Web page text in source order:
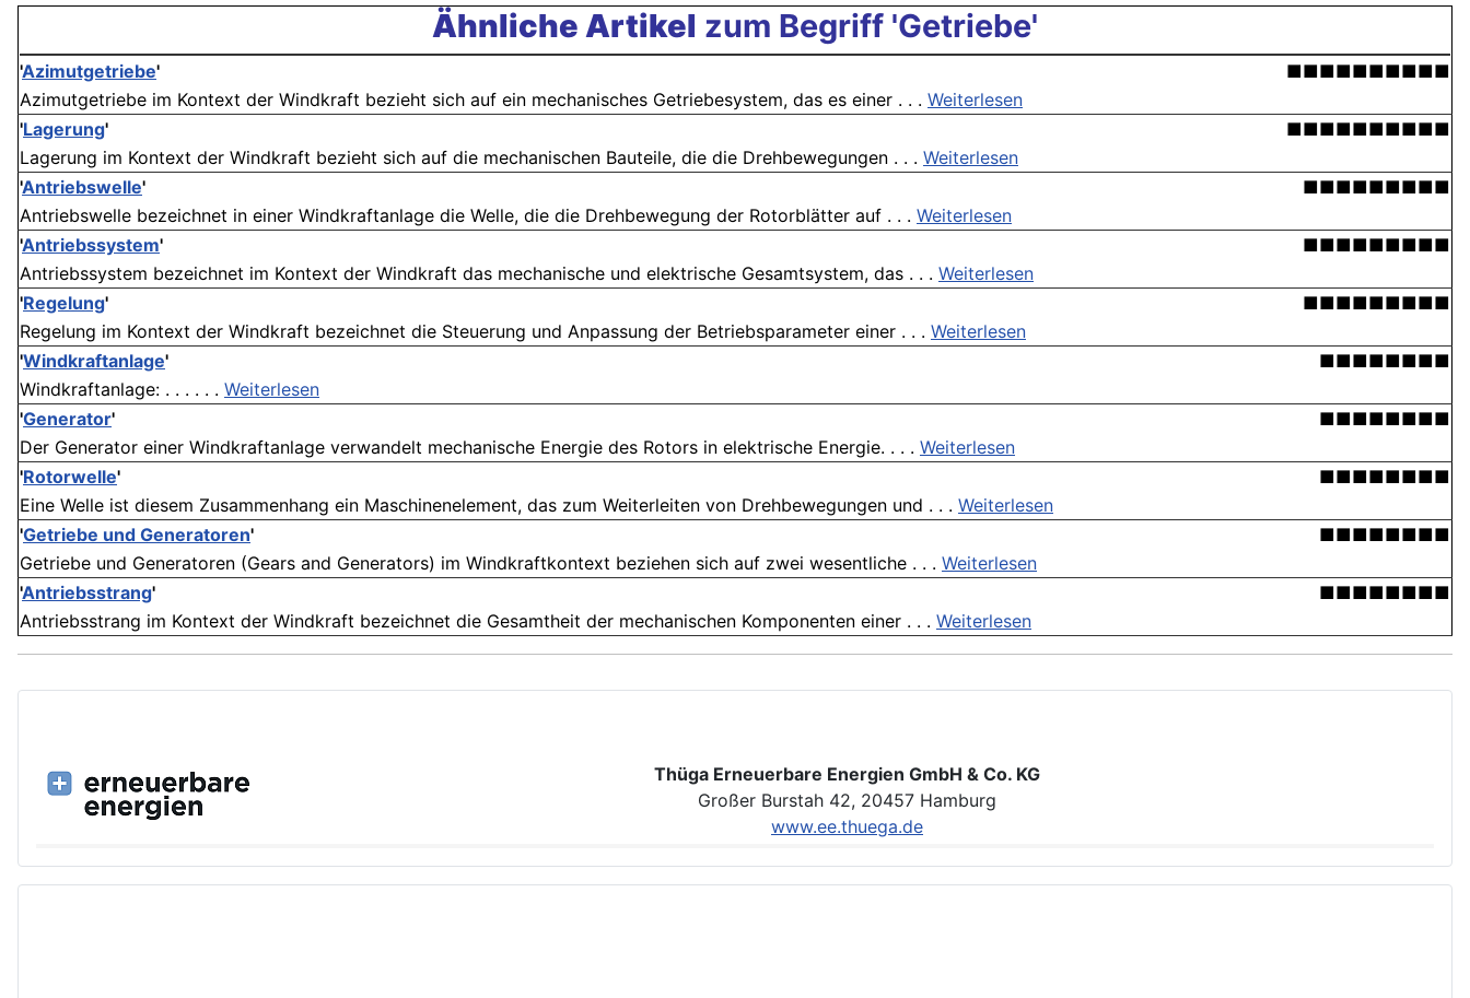
Ähnliche Artikel zum Begriff 'Getriebe'
'Azimutgetriebe'
■■■■■■■■■■
Azimutgetriebe im Kontext der Windkraft bezieht sich auf ein mechanisches Getriebesystem, das es einer . . . Weiterlesen
'Lagerung'
■■■■■■■■■■
Lagerung im Kontext der Windkraft bezieht sich auf die mechanischen Bauteile, die die Drehbewegungen . . . Weiterlesen
'Antriebswelle'
■■■■■■■■■
Antriebswelle bezeichnet in einer Windkraftanlage die Welle, die die Drehbewegung der Rotorblätter auf . . . Weiterlesen
'Antriebssystem'
■■■■■■■■■
Antriebssystem bezeichnet im Kontext der Windkraft das mechanische und elektrische Gesamtsystem, das . . . Weiterlesen
'Regelung'
■■■■■■■■■
Regelung im Kontext der Windkraft bezeichnet die Steuerung und Anpassung der Betriebsparameter einer . . . Weiterlesen
'Windkraftanlage'
■■■■■■■■
Windkraftanlage: . . . . . . Weiterlesen
'Generator'
■■■■■■■■
Der Generator einer Windkraftanlage verwandelt mechanische Energie des Rotors in elektrische Energie. . . . Weiterlesen
'Rotorwelle'
■■■■■■■■
Eine Welle ist diesem Zusammenhang ein Maschinenelement, das zum Weiterleiten von Drehbewegungen und . . . Weiterlesen
'Getriebe und Generatoren'
■■■■■■■■
Getriebe und Generatoren (Gears and Generators) im Windkraftkontext beziehen sich auf zwei wesentliche . . . Weiterlesen
'Antriebsstrang'
■■■■■■■■
Antriebsstrang im Kontext der Windkraft bezeichnet die Gesamtheit der mechanischen Komponenten einer . . . Weiterlesen
Thüga Erneuerbare Energien GmbH & Co. KG
Großer Burstah 42, 20457 Hamburg
www.ee.thuega.de